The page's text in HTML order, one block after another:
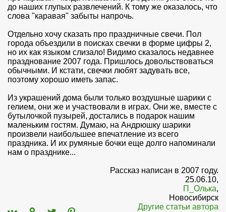
до наших глупых развлечений. К тому же оказалось, что
слова "каравая" забыты напрочь.
Отдельно хочу сказать про праздничные свечи. Пол
города объездили в поисках свечки в форме цифры 2,
но их как языком слизало! Видимо сказалось недавнее
празднование 2007 года. Пришлось довольствоваться
обычными. И кстати, свечки любят задувать все,
поэтому хорошо иметь запас.
Из украшений дома были только воздушные шарики с
гелием, они же и участвовали в играх. Они же, вместе с
бутылочкой пузырей, достались в подарок нашим
маленьким гостям. Думаю, на Андрюшку шарики
произвели наибольшее впечатление из всего
праздника. И их румяные бочки еще долго напоминали
нам о празднике...
Рассказ написан в 2007 году.
25.06.10,
П_Олька,
Новосибирск
Другие статьи автора